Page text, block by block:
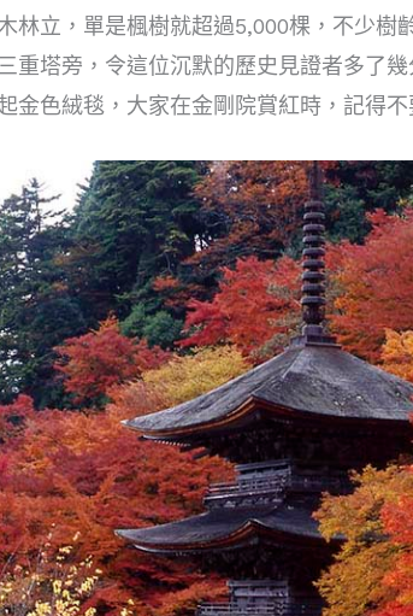
林立，單是楓樹就超過5,000棵，不少樹
重塔旁，令這位沉默的歷史見證者多了
金色絨毯，大家在金剛院賞紅時，記得不